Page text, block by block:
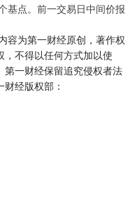
基点。前一交易日中间价报
容为第一财经原创，著作权
不得以任何方式加以使
第一财经保留追究侵权者法
经版权部：